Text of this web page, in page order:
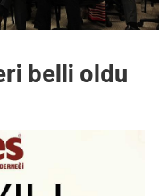
belli oldu